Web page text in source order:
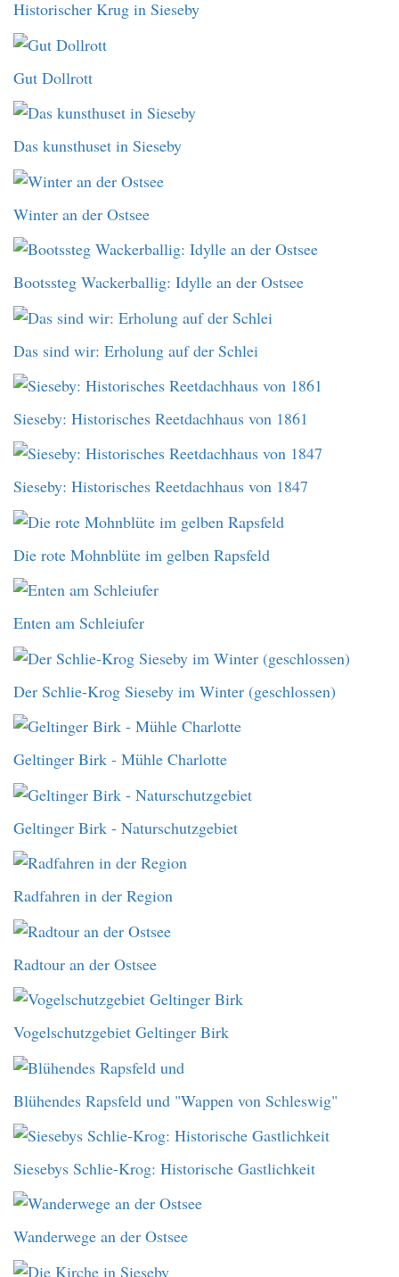
Historischer Krug in Sieseby
Gut Dollrott
Das kunsthuset in Sieseby
Winter an der Ostsee
Bootssteg Wackerballig: Idylle an der Ostsee
Das sind wir: Erholung auf der Schlei
Sieseby: Historisches Reetdachhaus von 1861
Sieseby: Historisches Reetdachhaus von 1847
Die rote Mohnblüte im gelben Rapsfeld
Enten am Schleiufer
Der Schlie-Krog Sieseby im Winter (geschlossen)
Geltinger Birk - Mühle Charlotte
Geltinger Birk - Naturschutzgebiet
Radfahren in der Region
Radtour an der Ostsee
Vogelschutzgebiet Geltinger Birk
Blühendes Rapsfeld und "Wappen von Schleswig"
Siesebys Schlie-Krog: Historische Gastlichkeit
Wanderwege an der Ostsee